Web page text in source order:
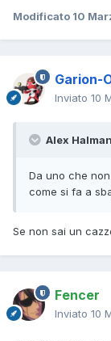
Modificato 10
Garion-
Inviato 10
Alex
Da uno che
come si fa a
Se non sai un
Fencer
Inviato 10